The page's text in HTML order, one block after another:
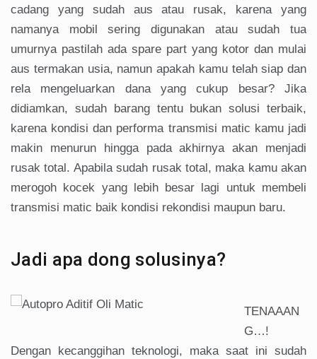
cadang yang sudah aus atau rusak, karena yang
namanya mobil sering digunakan atau sudah tua
umurnya pastilah ada spare part yang kotor dan mulai
aus termakan usia, namun apakah kamu telah siap dan
rela mengeluarkan dana yang cukup besar? Jika
didiamkan, sudah barang tentu bukan solusi terbaik,
karena kondisi dan performa transmisi matic kamu jadi
makin menurun hingga pada akhirnya akan menjadi
rusak total. Apabila sudah rusak total, maka kamu akan
merogoh kocek yang lebih besar lagi untuk membeli
transmisi matic baik kondisi rekondisi maupun baru.
Jadi apa dong solusinya?
TENAAAN
G…!
Dengan kecanggihan teknologi, maka saat ini sudah